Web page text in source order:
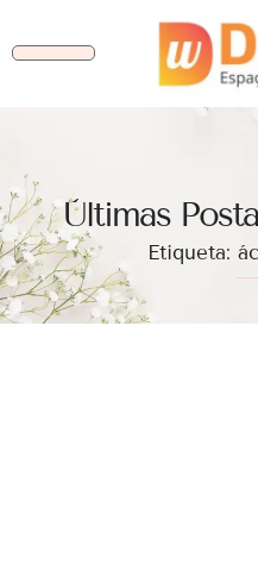
Ùltimas
Etiqueta: